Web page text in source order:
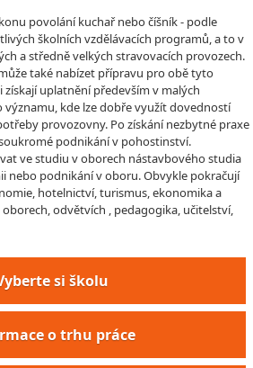
povolání kuchař nebo číšník - podle
školních vzdělávacích programů, a to v
a středně velkých stravovacích provozech.
také nabízet přípravu pro obě tyto
získají uplatnění především v malých
kde lze dobře využít dovedností
provozovny. Po získání nezbytné praxe
podnikání v pohostinství.
ve studiu v oborech nástavbového studia
nebo podnikání v oboru. Obvykle pokračují
hotelnictví, turismus, ekonomika a
odvětvích , pedagogika, učitelství,
si školu
o trhu práce